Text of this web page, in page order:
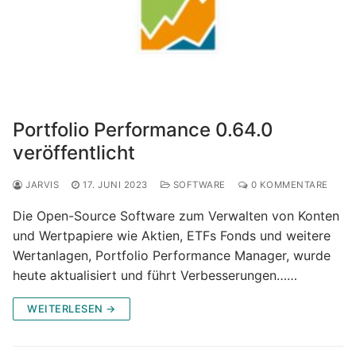
Portfolio Performance 0.64.0
veröffentlicht
JARVIS 17. JUNI 2023 SOFTWARE 0 KOMMENTARE
Die Open-Source Software zum Verwalten von Konten
und Wertpapiere wie Aktien, ETFs Fonds und weitere
Wertanlagen, Portfolio Performance Manager, wurde
heute aktualisiert und führt Verbesserungen……
WEITERLESEN →